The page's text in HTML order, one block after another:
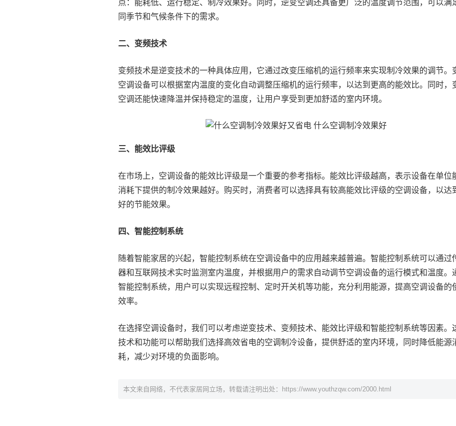
点：能耗低、运行稳定、制冷效果好。同时，逆变空调还具备更广泛的温度调节范围，可以满
同季节和气候条件下的需求。
二、变频技术
变频技术是逆变技术的一种具体应用，它通过改变压缩机的运行频率来实现制冷效果的调节。
空调设备可以根据室内温度的变化自动调整压缩机的运行频率，以达到更高的能效比。同时，
空调还能快速降温并保持稳定的温度，让用户享受到更加舒适的室内环境。
三、能效比评级
在市场上，空调设备的能效比评级是一个重要的参考指标。能效比评级越高，表示设备在单位
消耗下提供的制冷效果越好。购买时，消费者可以选择具有较高能效比评级的空调设备，以达
好的节能效果。
四、智能控制系统
随着智能家居的兴起，智能控制系统在空调设备中的应用越来越普遍。智能控制系统可以通过
器和互联网技术实时监测室内温度，并根据用户的需求自动调节空调设备的运行模式和温度。
智能控制系统，用户可以实现远程控制、定时开关机等功能，充分利用能源，提高空调设备的
效率。
在选择空调设备时，我们可以考虑逆变技术、变频技术、能效比评级和智能控制系统等因素。
技术和功能可以帮助我们选择高效省电的空调制冷设备，提供舒适的室内环境，同时降低能源
耗，减少对环境的负面影响。
本文来自网络，不代表家居网立场，转载请注明出处： https://www.youthzqw.com/2000.html